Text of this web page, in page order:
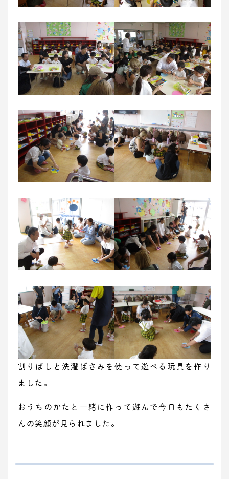
割りばしと洗濯ばさみを使って遊べる玩具を作り
ました。
おうちのかたと一緒に作って遊んで今日もたくさ
んの笑顔が見られました。